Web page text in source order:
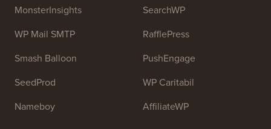
MonsterInsights
WP Mail SMTP
Smash Balloon
SeedProd
Nameboy
SearchWP
RafflePress
PushEngage
WP Caritabil
AffiliateWP